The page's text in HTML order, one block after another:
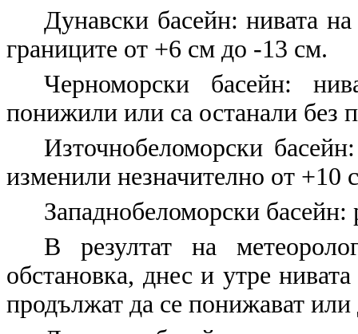
Дунавски басейн: нивата
границите от +6 см до -13 см.
Черноморски басейн:
понижили или са останали без
Източнобеломорски
изменили незначително от +10
Западнобеломорски
В резултат на
обстановка, днес и утре
продължат да се понижават или